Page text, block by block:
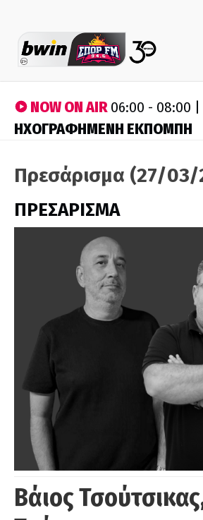
NOW ON AIR06:00 - 08:00 |
ΗΧΟΓΡΑΦΗΜΕΝΗ ΕΚΠΟΜΠΗ
Πρεσάρισμα (27/03/
ΠΡΕΣΑΡΙΣΜΑ
Βάιος